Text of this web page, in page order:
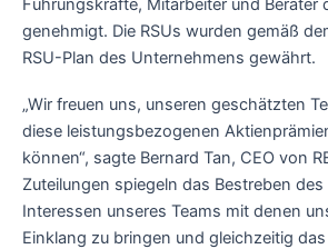
Führungskräfte, Mitarbeiter und Berater
genehmigt. Die RSUs wurden gemäß
RSU-Plan des Unternehmens gewährt.
„Wir freuen uns, unseren geschätzten
diese leistungsbezogenen
können“, sagte Bernard Tan, CEO von
Zuteilungen spiegeln das Bestreben
Interessen unseres Teams mit denen
Einklang zu bringen und gleichzeitig